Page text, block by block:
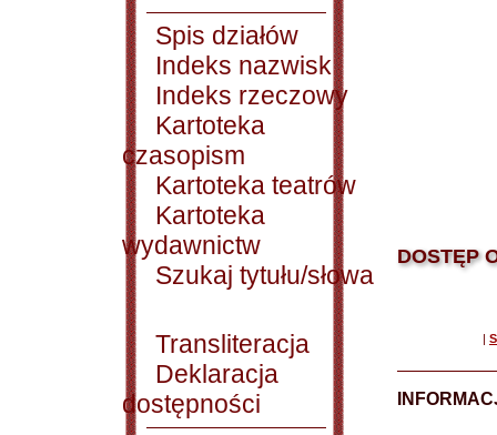
Spis działów
Indeks nazwisk
Indeks rzeczowy
Kartoteka
czasopism
Kartoteka teatrów
Kartoteka
wydawnictw
Szukaj tytułu/słowa
Transliteracja
Deklaracja
dostępności
DOSTĘP
|